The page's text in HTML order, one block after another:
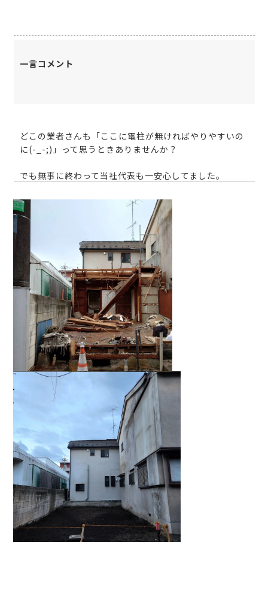
一言コメント
どこの業者さんも「ここに電柱が無ければやりやすいの
に(-_-;)」って思うときありませんか？
でも無事に終わって当社代表も一安心してました。